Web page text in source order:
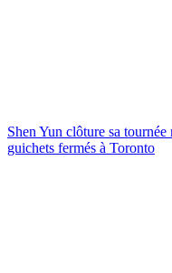
Shen Yun clôture sa
guichets fermés à Toronto